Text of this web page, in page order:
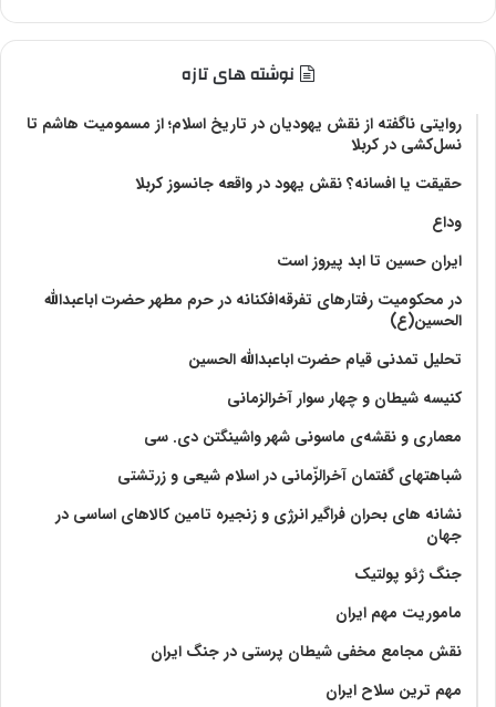
نوشته های تازه
روایتی ناگفته از نقش یهودیان در تاریخ اسلام؛ از مسمومیت هاشم تا
نسل‌کشی در کربلا
حقیقت یا افسانه؟‌ نقش یهود در واقعه جانسوز کربلا
وداع
ایران حسین تا ابد پیروز است
در محکومیت رفتارهای تفرقه‌افکنانه در حرم مطهر حضرت اباعبدالله
الحسین(ع)
تحلیل تمدنی قیام حضرت اباعبدالله الحسین
کنیسه شیطان و چهار سوار آخرالزمانی
معماری و نقشه‌ی ماسونی شهر واشينگتن دی. سی
شباهتهای گفتمان آخر‌الزّمانی در اسلام شیعی و زرتشتی
نشانه های بحران فراگیر انرژی و زنجیره تامین کالاهای اساسی در
جهان
جنگ ژئو پولتیک
ماموریت مهم ایران
نقش مجامع مخفی شیطان پرستی در جنگ ایران
مهم ترین سلاح ایران